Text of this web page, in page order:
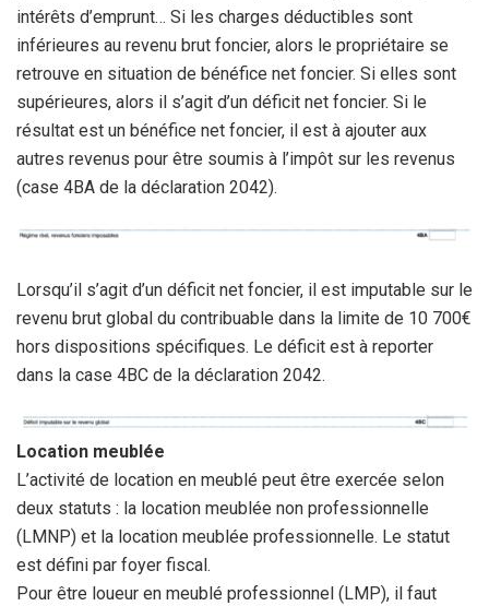
intérêts d’emprunt… Si les charges déductibles sont
inférieures au revenu brut foncier, alors le propriétaire se
retrouve en situation de bénéfice net foncier. Si elles sont
supérieures, alors il s’agit d’un déficit net foncier. Si le
résultat est un bénéfice net foncier, il est à ajouter aux
autres revenus pour être soumis à l’impôt sur les revenus
(case 4BA de la déclaration 2042).
Lorsqu’il s’agit d’un déficit net foncier, il est imputable sur le
revenu brut global du contribuable dans la limite de 10 700€
hors dispositions spécifiques. Le déficit est à reporter
dans la case 4BC de la déclaration 2042.
Location meublée
L’activité de location en meublé peut être exercée selon
deux statuts : la location meublée non professionnelle
(LMNP) et la location meublée professionnelle. Le statut
est défini par foyer fiscal.
Pour être loueur en meublé professionnel (LMP), il faut